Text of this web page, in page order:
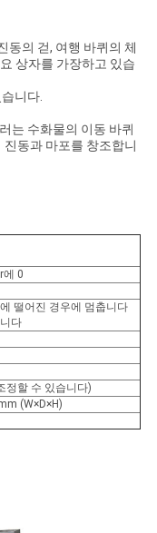
동의 걷, 여행 바퀴의 체
상자를 가장하고 있습
니다.
는 수화물의 이동 바퀴
동과 마포를 창조합니
에 0
떨어진 경우에 멈춥니다
다
정할 수 있습니다)
(W×D×H)